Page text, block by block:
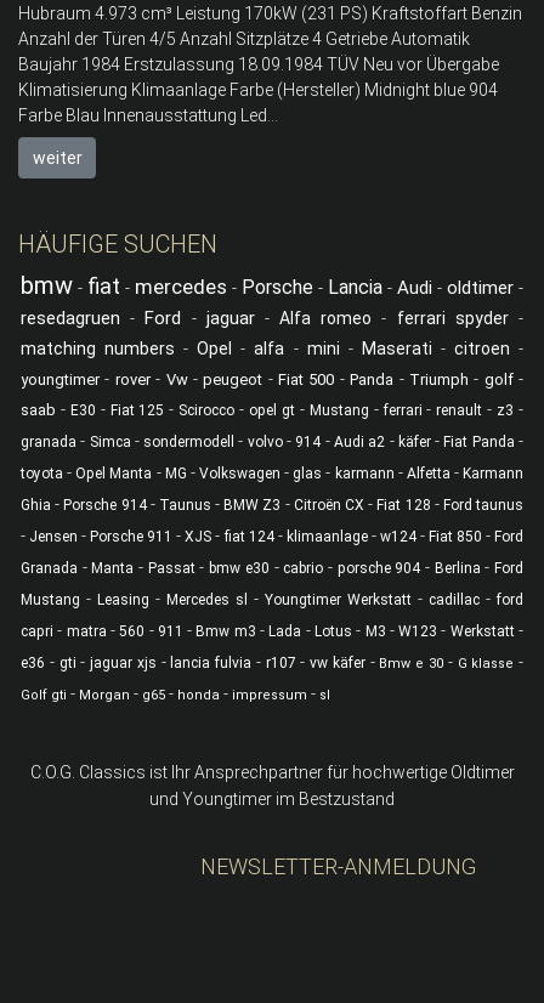
Hubraum 4.973 cm³ Leistung 170kW (231 PS) Kraftstoffart Benzin
Anzahl der Türen 4/5 Anzahl Sitzplätze 4 Getriebe Automatik
Baujahr 1984 Erstzulassung 18.09.1984 TÜV Neu vor Übergabe
Klimatisierung Klimaanlage Farbe (Hersteller) Midnight blue 904
Farbe Blau Innenausstattung Led...
weiter
HÄUFIGE SUCHEN
bmw - fiat - mercedes - Porsche - Lancia - Audi - oldtimer -
resedagruen - Ford - jaguar-Alfa romeo - ferrari spyder-
matching numbers -Opel -alfa - mini - Maserati - citroen -
youngtimer- rover- Vw-peugeot - Fiat 500 -Panda - Triumph - golf-
saab - E30 - Fiat 125 - Scirocco - opel gt - Mustang -ferrari -renault - z3 -
granada - Simca - sondermodell - volvo- 914- Audi a2 - käfer-Fiat Panda -
toyota -Opel Manta - MG - Volkswagen - glas - karmann - Alfetta -Karmann
Ghia -Porsche 914- Taunus -BMW Z3 - Citroën CX -Fiat 128 - Ford taunus
- Jensen -Porsche 911 -XJS -fiat 124- klimaanlage- w124- Fiat 850 -Ford
Granada -Manta - Passat-bmw e30 -cabrio - porsche 904- Berlina - Ford
Mustang - Leasing - Mercedes sl - Youngtimer Werkstatt - cadillac -ford
capri - matra -560 - 911 -Bmw m3 -Lada - Lotus - M3 -W123 - Werkstatt-
e36 - gti -jaguar xjs - lancia fulvia - r107 -vw käfer- Bmw e 30 - G klasse -
Golf gti - Morgan - g65 - honda - impressum - sl
C.O.G. Classics ist Ihr Ansprechpartner für hochwertige Oldtimer
und Youngtimer im Bestzustand
NEWSLETTER-ANMELDUNG